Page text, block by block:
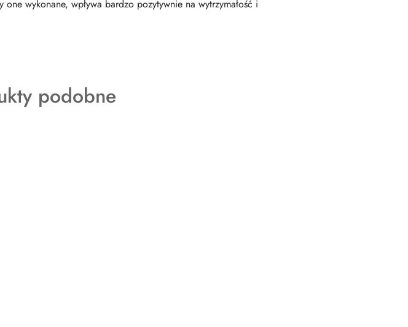
wykonane, wpływa bardzo pozytywnie na wytrzymałość i
podobne